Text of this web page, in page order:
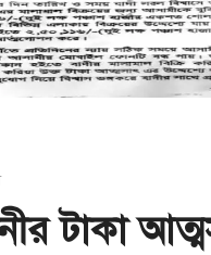
টাকা